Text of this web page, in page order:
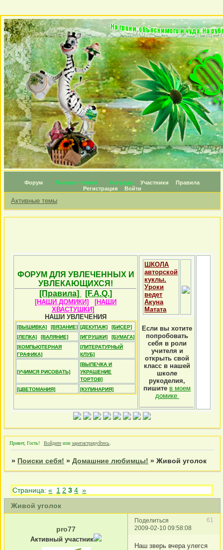
Форум Личные топики Награды Участники
Правила
Регистрация
Войти
Активные темы
ФОРУМ ДЛЯ УВЛЕЧЕННЫХ И
УВЛЕКАЮЩИХСЯ!
[Правила]
[F.A.Q.]
[НАШИ ДОМИКИ]
[НАШИ
ХВАСТУШКИ]
НАШИ УВЛЕЧЕНИЯ
[ВЫШИВКА] [ВЯЗАНИЕ] [ДЕКУПАЖ]
[БИСЕР]
[ЛЕПКА]
[ВАЛЯНИЕ] [ИГРУШКИ]
[БУМАГА]
[КОМПЬЮТЕРНАЯ
ГРАФИКА]
[ЛИТЕРАТУРНЫЙ
КЛУБ]
[УЧИМСЯ РИСОВАТЬ]
[ВЫПЕЧКА И
УКРАШЕНИЕ
ТОРТОВ]
[ЦВЕТОМАНИЯ]
[КУЛИНАРИЯ]
ШКОЛА
авторской
куклы.
Уроки
ведет
Акуна
Матата
Если вы хотите
попробовать
себя в роли
учителя и
открыть свой
класс в нашей
школе
рукоделия,
пишите в моем
домике
Привет, Гость! Войдите или зарегистрируйтесь
» Поиски себя! »Домашние любимцы! »Живой уголок
Живой уголок
Страница:« 1 2 3 4 »
Поделиться
61
2009-02-10 09:58:08
pro77
Активный участник
Наш зверь вчера улегся